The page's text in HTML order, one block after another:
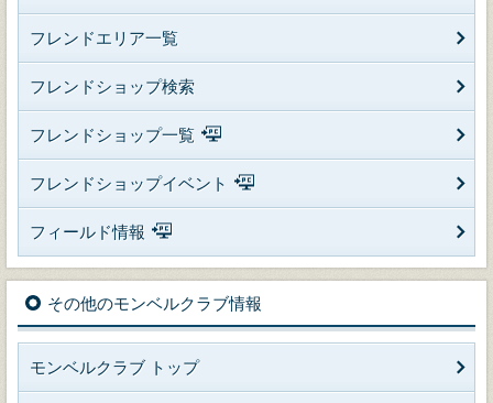
フレンドエリア一覧
フレンドショップ検索
フレンドショップ一覧
フレンドショップイベント
フィールド情報
その他のモンベルクラブ情報
モンベルクラブ トップ